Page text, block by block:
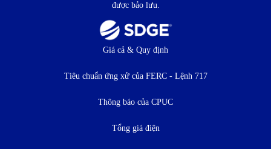
được bảo lưu.
Giá cả & Quy định
Tiêu chuẩn ứng xử của FERC - Lệnh 717
Thông báo của CPUC
Tổng giá điện